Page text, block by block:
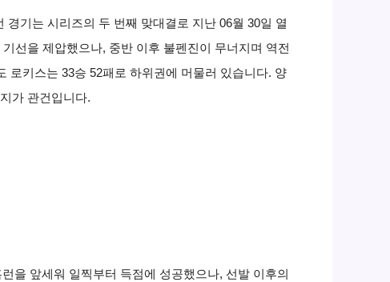
기는 시리즈의 두 번째 맞대결로 지난 06월 30일 열
선을 제압했으나, 중반 이후 불펜진이 무너지며 역전
로키스는 33승 52패로 하위권에 머물러 있습니다. 양
가 관건입니다.
을 앞세워 일찍부터 득점에 성공했으나, 선발 이후의